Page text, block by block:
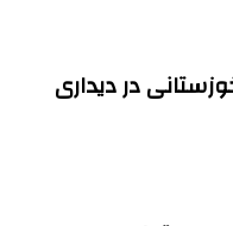
در دیداری